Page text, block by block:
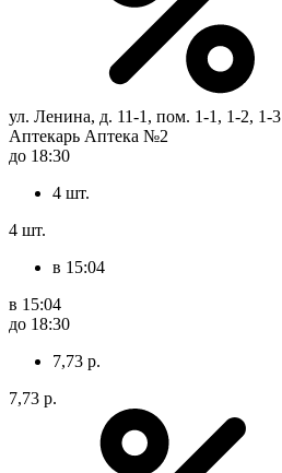
ул. Ленина, д. 11-1, пом. 1-1, 1-2, 1-3
Аптекарь Аптека №2
до 18:30
4 шт.
4 шт.
в 15:04
в 15:04
до 18:30
7,73 р.
7,73 р.